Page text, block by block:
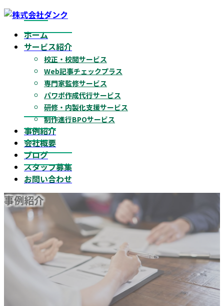
コ
ナ
ホーム
サービス紹介
校正・校閲サービス
Web記事チェックプラス
専門家監修サービス
パワポ作成代行サービス
研修・内製化支援サービス
制作進行BPOサービス
事例紹介
会社概要
ブログ
スタッフ募集
お問い合わせ
事例紹介